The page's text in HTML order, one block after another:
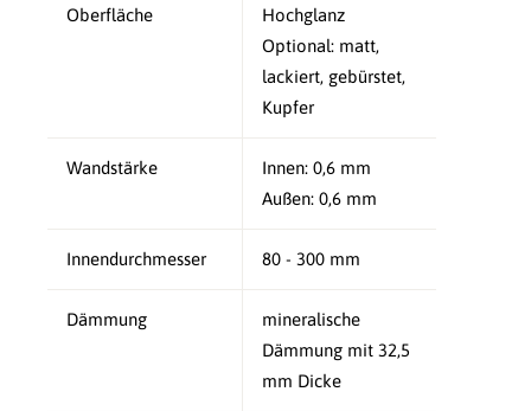
Oberfläche
Hochglanz
Optional: matt,
lackiert, gebürstet,
Kupfer
Wandstärke
Innen: 0,6 mm
Außen: 0,6 mm
Innendurchmesser 80 - 300 mm
Dämmung
mineralische
Dämmung mit 32,5
mm Dicke